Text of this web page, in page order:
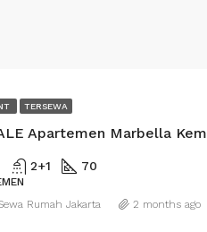
TERSEWA
Apartemen Marbella
2+1 70
Rumah Jakarta 2 months ago